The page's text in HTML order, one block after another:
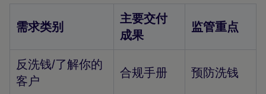
需求类别
主要交付
成果
监管重点
反洗钱/了解你的
客户
合规手册 预防洗钱